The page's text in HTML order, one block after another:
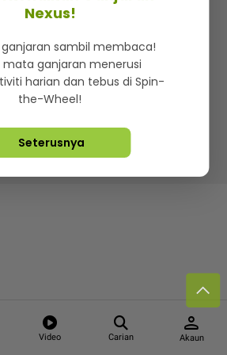
Video Carian
person
Akaun
Iklan di SMG360
& Syarat Dasar Privasi
Lebih hot, viral dan sensasi
©2026. Star Media Group Berhad
Nexus!
sambil membaca!
mata ganjaran menerusi
harian dan tebus di Spin-
the-Wheel!
Seterusnya